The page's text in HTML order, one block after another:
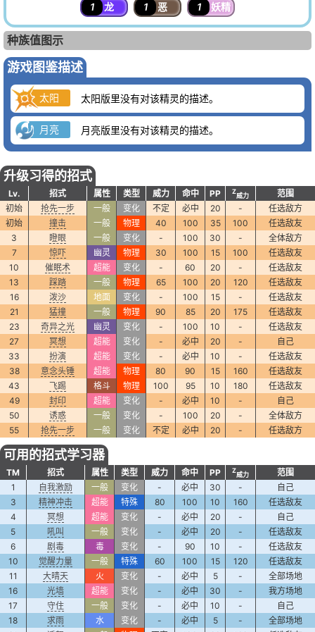
1
龙 1 恶 1 妖精
种族值图示
游戏图鉴描述
太阳 太阳版里没有对该精灵的描述。
月亮 月亮版里没有对该精灵的描述。
升级习得的招式
Lv. 招式 属性 类型 威力 命中 PP Z
威力
范围
初始
抢先一步 一般 变化 不定 必中 20 -
任选敌方
初始
撞击 一般 物理 40 100 35 100
任选敌友
3
瞪眼 一般 变化 - 100 30 -
全体敌方
7
惊吓 幽灵 物理 30 100 15 100
任选敌友
10
催眠术 超能 变化 - 60 20 -
任选敌友
13
踩踏 一般 物理 65 100 20 120
任选敌友
16
泼沙 地面 变化 - 100 15 -
任选敌友
21
猛撞 一般 物理 90 85 20 175
任选敌友
23
奇异之光 幽灵 变化 - 100 10 -
任选敌友
27
冥想 超能 变化 - 必中 20 -
自己
33
扮演 超能 变化 - 必中 10 -
任选敌友
38
意念头锤 超能 物理 80 90 15 160
任选敌友
43
飞踢 格斗 物理 100 95 10 180
任选敌友
49
封印 超能 变化 - 必中 10 -
自己
50
诱惑 一般 变化 - 100 20 -
全体敌方
55
抢先一步 一般 变化 不定 必中 20 - 任选敌方
可用的招式学习器
TM 招式 属性 类型 威力 命中 PP Z
威力
范围
1
自我激励 一般 变化 - 必中 30 -
自己
3
精神冲击 超能 特殊 80 100 10 160
任选敌友
4
冥想 超能 变化 - 必中 20 -
自己
5
吼叫 一般 变化 - 必中 20 -
任选敌友
6
剧毒 毒 变化 - 90 10 -
任选敌友
10
觉醒力量 一般 特殊 60 100 15 120
任选敌友
11
大晴天 火 变化 - 必中 5 -
全部场地
16
光墙 超能 变化 - 必中 30 -
我方场地
17
守住 一般 变化 - 必中 10 -
自己
18
求雨 水 变化 - 必中 5 -
全部场地